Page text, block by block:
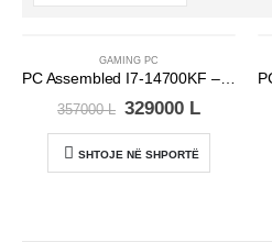
GAMING PC
PC Assembled I7-14700KF – RX 7900 XT 20GB
357000L Çmimi
357000 L.
329000 L
është:
329000 L.
SHTOJE NË SHPORTË